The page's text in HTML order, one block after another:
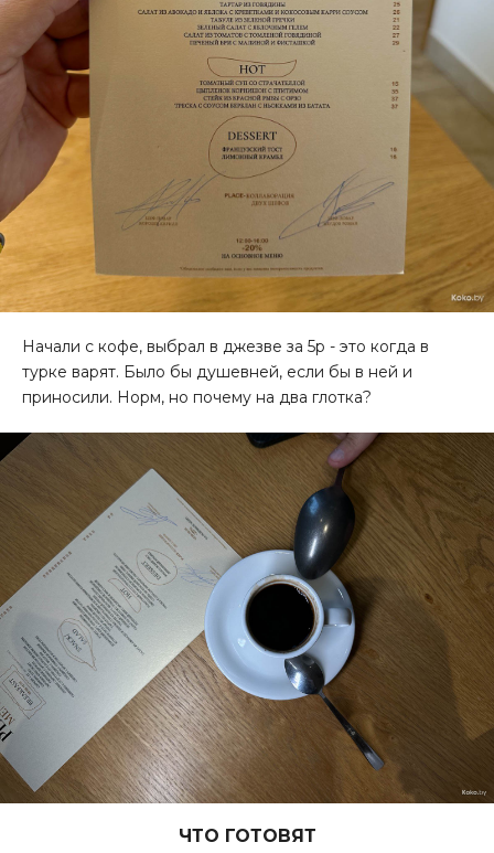
Начали с кофе, выбрал в джезве за 5р - это когда в
турке варят. Было бы душевней, если бы в ней и
приносили. Норм, но почему на два глотка?
ЧТО ГОТОВЯТ